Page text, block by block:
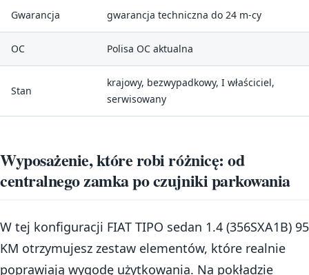
Gwarancja gwarancja techniczna do 24 m-cy
OC Polisa OC aktualna
Stan
krajowy, bezwypadkowy, I właściciel,
serwisowany
Wyposażenie, które robi różnicę: od
centralnego zamka po czujniki parkowania
W tej konfiguracji FIAT TIPO sedan 1.4 (356SXA1B) 95
KM otrzymujesz zestaw elementów, które realnie
poprawiają wygodę użytkowania. Na pokładzie